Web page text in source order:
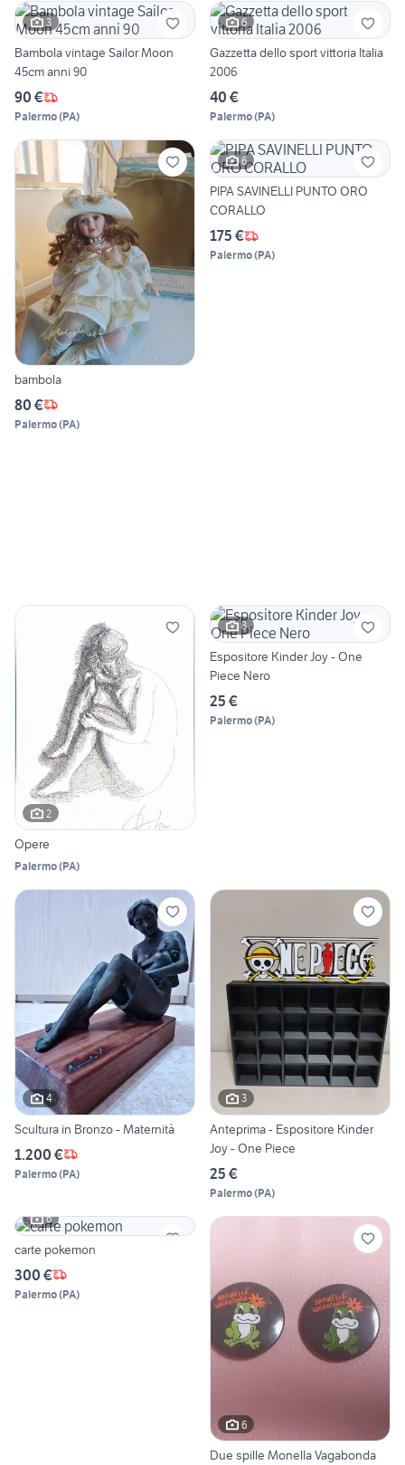
3
Bambola vintage Sailor Moon
45cm anni 90
90 €
Palermo(PA)
6
Gazzetta dello sport vittoria Italia
2006
40 €
Palermo(PA)
bambola
80 €
Palermo(PA)
6
PIPA SAVINELLI PUNTO ORO
CORALLO
175 €
Palermo(PA)
2
Opere
Palermo(PA)
3
Espositore Kinder Joy - One
Piece Nero
25 €
Palermo(PA)
4
Scultura in Bronzo - Maternità
1.200 €
Palermo(PA)
3
Anteprima - Espositore Kinder
Joy - One Piece
25 €
Palermo(PA)
6
carte pokemon
300 €
Palermo(PA)
6
Due spille Monella Vagabonda